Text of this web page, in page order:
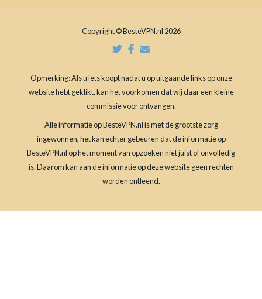
Copyright © BesteVPN.nl 2026
Opmerking: Als u iets koopt nadat u op uitgaande links op onze
website hebt geklikt, kan het voorkomen dat wij daar een kleine
commissie voor ontvangen.
Alle informatie op BesteVPN.nl is met de grootste zorg
ingewonnen, het kan echter gebeuren dat de informatie op
BesteVPN.nl op het moment van opzoeken niet juist of onvolledig
is. Daarom kan aan de informatie op deze website geen rechten
worden ontleend.